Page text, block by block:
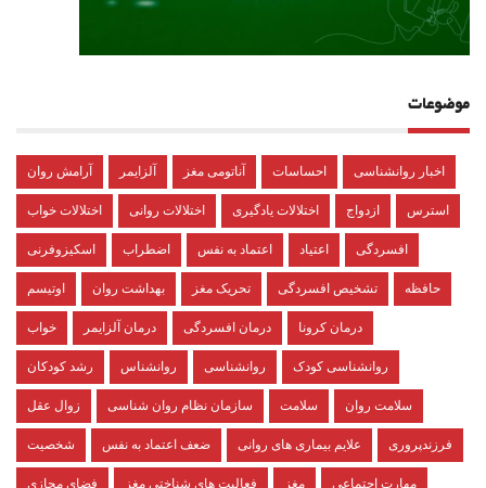
موضوعات
آرامش روان آلزایمر آناتومی مغز احساسات اخبار روانشناسی
اختلالات خواب اختلالات روانی اختلالات یادگیری ازدواج استرس
اسکیزوفرنی اضطراب اعتماد به نفس اعتیاد افسردگی
اوتیسم بهداشت روان تحریک مغز تشخیص افسردگی حافظه
خواب درمان آلزایمر درمان افسردگی درمان کرونا
رشد کودکان روانشناس روانشناسی روانشناسی کودک
زوال عقل سازمان نظام روان شناسی سلامت سلامت روان
شخصیت ضعف اعتماد به نفس علایم بیماری های روانی فرزندپروری
فضای مجازی فعالیت های شناختی مغز مغز مهارت اجتماعی